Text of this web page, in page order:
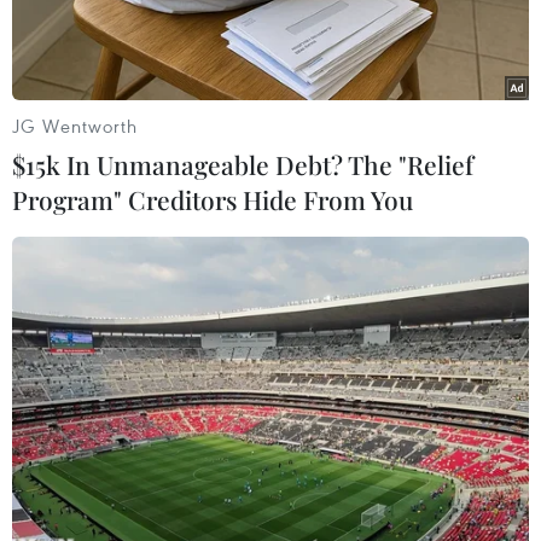
Giao dịch vàng tại doanh nghiệp. (Ảnh: Vietnam+)
Mở cửa phiên đầu tuần sáng nay (21/3), giá
vàng SJC trong nước được một số doanh nghiệp
điều chỉnh giảm nhẹ trong khi giá thế giới tăng.
JG Wentworth
$15k In Unmanageable Debt? The "Relief
Program" Creditors Hide From You